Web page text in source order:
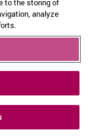
to the storing of
analyze